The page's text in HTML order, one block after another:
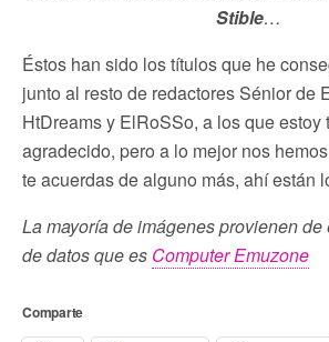
Stible…
Éstos han sido los títulos que he
junto al resto de redactores Sénior de
HtDreams y ElRoSSo, a los que estoy
agradecido, pero a lo mejor nos
te acuerdas de alguno más, ahí están
La mayoría de imágenes provienen
de datos que es Computer Emuzone
Comparte